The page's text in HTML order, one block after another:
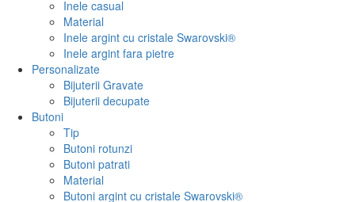
Inele casual
Material
Inele argint cu cristale Swarovski®
Inele argint fara pietre
Personalizate
Bijuterii Gravate
Bijuterii decupate
Butoni
Tip
Butoni rotunzi
Butoni patrati
Material
Butoni argint cu cristale Swarovski®